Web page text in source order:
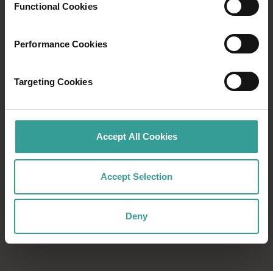
Functional Cookies
Performance Cookies
Targeting Cookies
Accept All Cookies
Accept Selection
Deny
DÉCOUVREZ DES CIRCUITS
ABORIGÈNES ET DES
Découvrez l'Ouest Australien à travers les
monde en participant à une expérience
Find out more